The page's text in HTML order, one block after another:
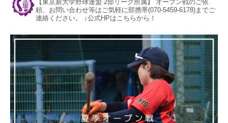
【東京新大学野球連盟 2部リーグ所属】
オープン戦のご依
頼、お問い合わせ等はご気軽に部携帯(070-5459-6178)までご
連絡ください。
↓公式HPはこちらから！